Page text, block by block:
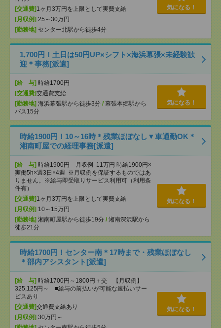
[交通費] 1ヶ月3万円を上限として実費支給
[月収例] 25～30万円
[勤務地] センター北駅から徒歩4分
気になる！
1,700円！土日は50円UP×シフト×海浜幕張×未経験歓
迎＊事務[派遣]
[給 与] 時給1700円
[交通費]交通費支給
[勤務地] 海浜幕張駅から徒歩3分 / 幕張本郷駅から
バス15分
気になる！
時給1900円！10～16時＊残業ほぼなし▼車通勤OK＊
湘南町屋での経理事務[派遣]
[給 与] 時給1900円 月収例 11万円 時給1900円×
実働5h×週3日×4週 ※月収例を保証するものではあ
りません。※給与即受取りサービス利用可（利用条
件有）
[交通費] 1ヶ月3万円を上限として実費支給
[月収例] 10～15万円
[勤務地] 湘南町屋駅から徒歩19分 / 湘南深沢駅から
徒歩21分
気になる！
時給1700円！センター南＊17時まで・残業ほぼなし
＊部内アシスタント[派遣]
[給 与] 時給1700円～1800円＋交 【月収例】
325,125円～ ■給与の前払いが可能な速払いサー
ビスあり
[交通費]交通費支給あり
[月収例] 30万円～
気になる！